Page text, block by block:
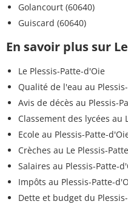
Golancourt (60640)
Guiscard (60640)
En savoir plus sur
Le Plessis-Patte-d'Oie
Qualité de l'eau au
Avis de décès au Plessis-
Classement des lycées au
Ecole au Plessis-Patte-
Crèches au Le Plessis-
Salaires au Plessis-Patte-
Impôts au Plessis-Patte-
Dette et budget du